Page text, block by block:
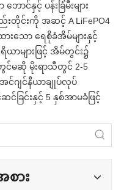
ာင်နှင့် ပန်းခြံမီးများ
တိုင်းကို အဆင့် A LiFePO4
သော ရေစိုခံအိမ်များနှင့်
များဖြင့် အိမ်တွင်း၌
မဆို မိုးရာသီတွင် 2-5
ဂျင်နီယာချုပ်လုပ်
ခြင်းနှင့် 5 နှစ်အာမခံဖြင့်
ား